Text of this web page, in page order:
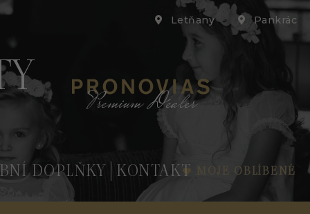
Letňany Pankrác
Premium Dealer
DOPLŇKY KONTAKT MOJE OBLÍBENÉ